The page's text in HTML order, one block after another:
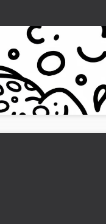
Enkel målarbok
glad padda. Utforma
nu!...